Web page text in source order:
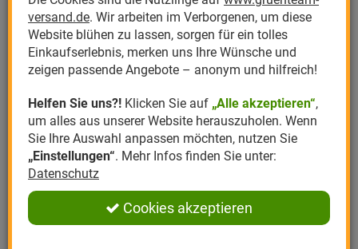
Anzucht
Dünger
Erde
Kompost
Pflanzenstärkung
Nützlinge Nützlinge gegen
Nützlingsarten
Nützlingsförderung
Nützlingszubehör
Hersteller
Biplantol
Felco
Gloria
Greenfield
Romberg
Themenwelt
Gemüsegarten
Rasen
Rosen
Ziergarten
Kräutergarten
Ratgeber
Aktuelle Themen
Schädlinge aktuell
Angebote
Sparsets / Set-
Angebote
Fertig
VOGELMILBEN MIT NÜTZLINGEN
BEKÄMPFEN
Vogelmilben biologisch bekämpfen
der Tiere. Mit Hypoaspis Raubmilben können Sie
erfolgreich
Vogelmilben mit Nützlingen bekämpfen
. Um
versand.de. Wir arbeiten im Verborgenen, um diese
Website blühen zu lassen, sorgen für ein tolles
Einkaufserlebnis, merken uns Ihre Wünsche und
zeigen passende Angebote – anonym und hilfreich!
Helfen Sie uns?! Klicken Sie auf „Alle akzeptieren“,
um alles aus unserer Website herauszuholen. Wenn
Sie Ihre Auswahl anpassen möchten, nutzen Sie
„Einstellungen“. Mehr Infos finden Sie unter:
Datenschutz
Cookies akzeptieren